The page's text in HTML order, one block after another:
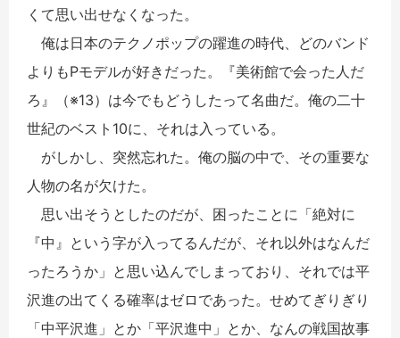
くて思い出せなくなった。
俺は日本のテクノポップの躍進の時代、どのバンド
よりもPモデルが好きだった。『美術館で会った人だ
ろ』（※13）は今でもどうしたって名曲だ。俺の二十
世紀のベスト10に、それは入っている。
がしかし、突然忘れた。俺の脳の中で、その重要な
人物の名が欠けた。
思い出そうとしたのだが、困ったことに「絶対に
『中』という字が入ってるんだが、それ以外はなんだ
ったろうか」と思い込んでしまっており、それでは平
沢進の出てくる確率はゼロであった。せめてぎりぎり
「中平沢進」とか「平沢進中」とか、なんの戦国故事